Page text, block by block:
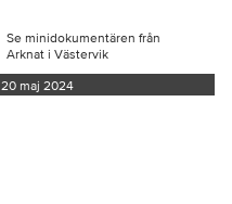
Se minidokumentären från
Arknat i Västervik
20 maj 2024